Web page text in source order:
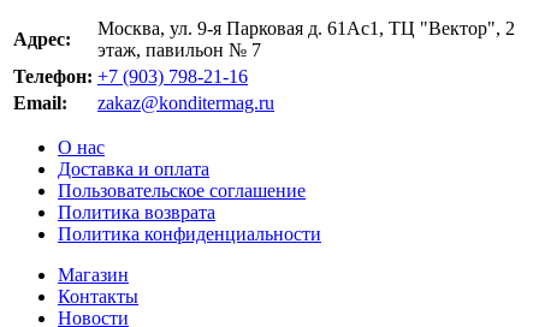
Адрес:
Москва, ул. 9-я Парковая д. 61Ас1, ТЦ "Вектор", 2
этаж, павильон № 7
Телефон: +7 (903) 798-21-16
Email:
zakaz@konditermag.ru
О нас
Доставка и оплата
Пользовательское соглашение
Политика возврата
Политика конфиденциальности
Магазин
Контакты
Новости